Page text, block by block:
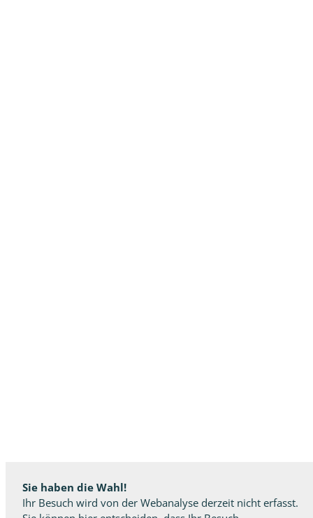
Sie haben die Wahl!
Ihr Besuch wird von der Webanalyse derzeit nicht erfasst.